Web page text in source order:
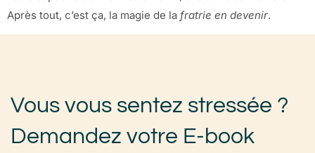
Après tout, c’est ça, la magie de la fratrie en devenir.
Vous vous sentez stressée ?
Demandez votre E-book